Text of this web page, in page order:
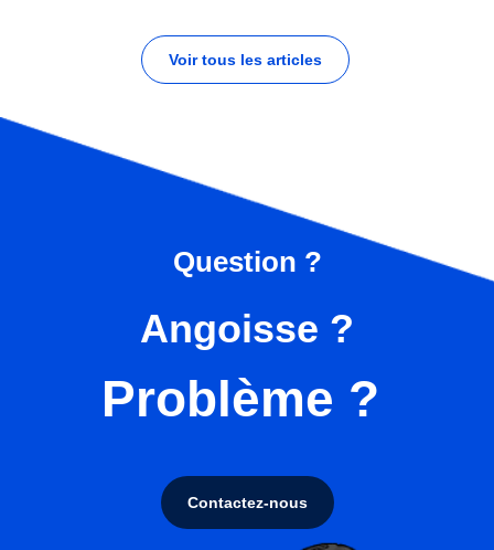
Voir tous les articles
Question ?
Angoisse ?
Problème ?
Contactez-nous